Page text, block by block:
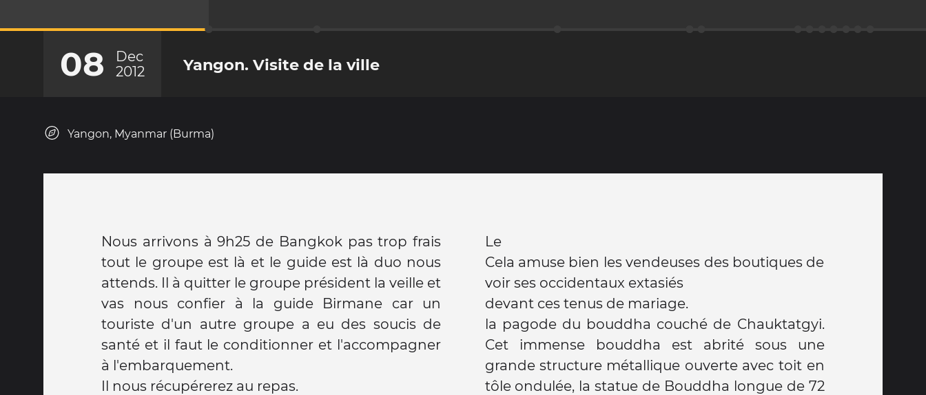
08
Dec
2012
Yangon. Visite de la ville
Yangon, Myanmar (Burma)
Nous arrivons à 9h25 de Bangkok pas trop frais
tout le groupe est là et le guide est là duo nous
attends. Il à quitter le groupe président la veille et
vas nous confier à la guide Birmane car un
touriste d'un autre groupe a eu des soucis de
santé et il faut le conditionner et l'accompagner
à l'embarquement.
Il nous récupérerez au repas.
Le
Cela amuse bien les vendeuses des boutiques de
voir ses occidentaux extasiés
devant ces tenus de mariage.
la pagode du bouddha couché de Chauktatgyi.
Cet immense bouddha est abrité sous une
grande structure métallique ouverte avec toit en
tôle ondulée, la statue de Bouddha longue de 72